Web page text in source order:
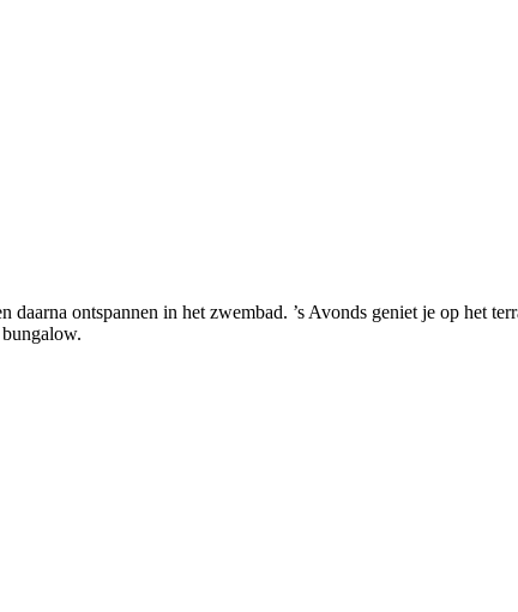
ontspannen in het zwembad. ’s Avonds geniet je op het